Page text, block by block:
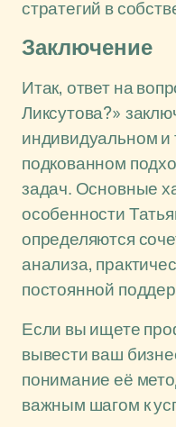
стратегий в
Заключение
Итак, ответ на
Ликсутова?»
индивидуальном и
подкованном
задач. Основные
особенности
определяются
анализа,
постоянной
Если вы ищете
вывести ваш
понимание её
важным шагом к